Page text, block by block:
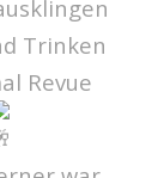
Trinken
Revue